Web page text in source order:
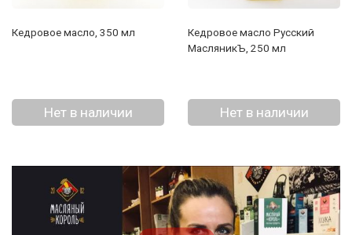
Кедровое масло, 350 мл
Нет в наличии
Кедровое масло Русский
МасляникЪ, 250 мл
Нет в наличии